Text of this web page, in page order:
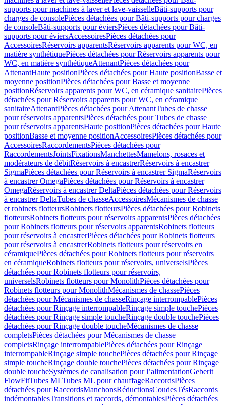
supports pour machines à laver et lave-vaisselleBâti-supports pour
charges de consolePièces détachées pour Bâti-supports pour charges
de consoleBâti-supports pour éviersPièces détachées pour Bâti-
supports pour éviersAccessoiresPièces détachées pour
AccessoiresRéservoirs apparentsRéservoirs apparents pour WC, en
matière synthétiquePièces détachées pour Réservoirs apparents pour
WC, en matière synthétiqueAttenantPièces détachées pour
AttenantHaute positionPièces détachées pour Haute positionBasse et
moyenne positionPièces détachées pour Basse et moyenne
positionRéservoirs apparents pour WC, en céramique sanitairePièces
détachées pour Réservoirs apparents pour WC, en céramique
sanitaireAttenantPièces détachées pour AttenantTubes de chasse
pour réservoirs apparentsPièces détachées pour Tubes de chasse
pour réservoirs apparentsHaute positionPièces détachées pour Haute
positionBasse et moyenne positionAccessoiresPièces détachées pour
AccessoiresRaccordementsPièces détachées pour
RaccordementsJointsFixationsManchettesMamelons, rosaces et
modérateurs de débitRéservoirs à encastrerRéservoirs à encastrer
SigmaPièces détachées pour Réservoirs à encastrer SigmaRéservoirs
à encastrer OmegaPièces détachées pour Réservoirs à encastrer
OmegaRéservoirs à encastrer DeltaPièces détachées pour Réservoirs
à encastrer DeltaTubes de chasseAccessoiresMécanismes de chasse
et robinets flotteursRobinets flotteursPièces détachées pour Robinets
flotteursRobinets flotteurs pour réservoirs apparentsPièces détachées
pour Robinets flotteurs pour réservoirs apparentsRobinets flotteurs
pour réservoirs à encastrerPièces détachées pour Robinets flotteurs
pour réservoirs à encastrerRobinets flotteurs pour réservoirs en
céramiquePièces détachées pour Robinets flotteurs pour réservoirs
en céramiqueRobinets flotteurs pour réservoirs, universelsPièces
détachées pour Robinets flotteurs pour réservoirs,
universelsRobinets flotteurs pour MonolithPièces détachées pour
Robinets flotteurs pour MonolithMécanismes de chassePièces
détachées pour Mécanismes de chasseRinçage interrompablePièces
détachées pour Rinçage interrompableRinçage simple touchePièces
détachées pour Rinçage simple toucheRinçage double touchePièces
détachées pour Rinçage double toucheMécanismes de chasse
completsPièces détachées pour Mécanismes de chasse
completsRinçage interrompablePièces détachées pour Rinçage
interrompableRinçage simple touchePièces détachées pour Rinçage
simple toucheRinçage double touchePièces détachées pour Rinçage
double toucheSystèmes de canalisation pour l’alimentationGeberit
FlowFitTubes MLTubes ML pour chauffageRaccordsPièces
détachées pour RaccordsManchonsRéductionsCoudesTésRaccords
indémontablesTransitions et raccords, démontablesPièces détachées